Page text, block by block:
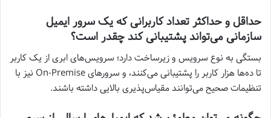
حداقل و حداکثر تعداد کاربرانی که یک سرور ایمیل
سازمانی می‌تواند پشتیبانی کند چقدر است؟
بستگی به نوع سرویس و زیرساخت دارد؛ سرویس‌های ابری از یک کاربر
تا ده‌ها هزار کاربر را پشتیبانی می‌کنند، و سرورهای On-Premise نیز با
تنظیمات صحیح می‌توانند مقیاس‌پذیری بالایی داشته باشند.